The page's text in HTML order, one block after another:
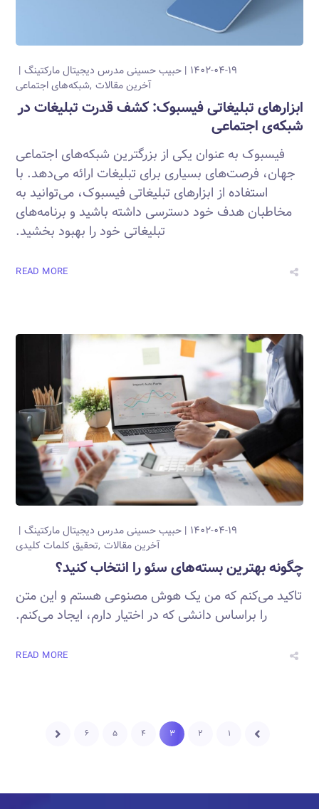
۱۴۰۲-۰۴-۱۹ حبیب حسینیمدرس دیجیتال مارکتینگ
آخرین مقالات شبکه‌های اجتماعی
ابزارهای تبلیغاتی فیسبوک: کشف قدرت تبلیغات در
شبکه‌ی اجتماعی
فیسبوک به عنوان یکی از بزرگترین شبکه‌های اجتماعی
جهان، فرصت‌های بسیاری برای تبلیغات ارائه می‌دهد. با
استفاده از ابزارهای تبلیغاتی فیسبوک، می‌توانید به
مخاطبان هدف خود دسترسی داشته باشید و برنامه‌های
تبلیغاتی خود را بهبود بخشید.
READ MORE
۱۴۰۲-۰۴-۱۹ حبیب حسینیمدرس دیجیتال مارکتینگ
آخرین مقالات تحقیق کلمات کلیدی
چگونه بهترین بسته‌های سئو را انتخاب کنید؟
تاکید می‌کنم که من یک هوش مصنوعی هستم و این متن
را براساس دانشی که در اختیار دارم، ایجاد می‌کنم.
READ MORE
۱ ۲ ۳ ۴ ۵ ۶